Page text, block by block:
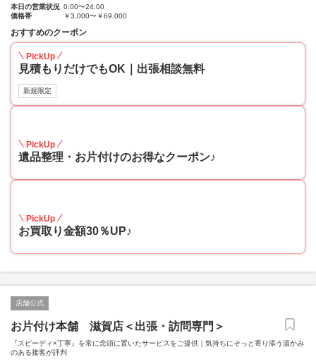
本日の営業状況 0:00〜24:00
価格帯
￥3,000〜￥69,000
おすすめのクーポン
PickUp
見積もりだけでもOK｜出張相談無料
新規限定
PickUp
遺品整理・お片付けのお得なクーポン♪
PickUp
お買取り金額30％UP♪
店舗公式
お片付け本舗 滋賀店＜出張・訪問専門＞
『スピーディ×丁寧』を常に念頭に置いたサービスをご提供｜気持ちにそっと寄り添う温かみ
のある接客が評判